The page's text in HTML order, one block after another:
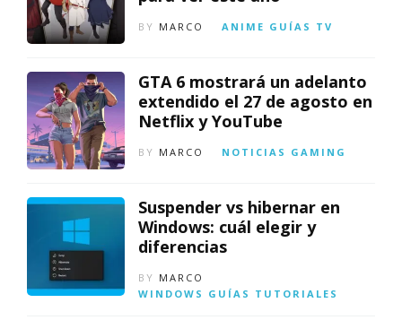
BY MARCO ANIME GUÍAS TV
GTA 6 mostrará un adelanto
extendido el 27 de agosto en
Netflix y YouTube
BY MARCO NOTICIAS GAMING
Suspender vs hibernar en
Windows: cuál elegir y
diferencias
BY MARCO
WINDOWS GUÍAS TUTORIALES